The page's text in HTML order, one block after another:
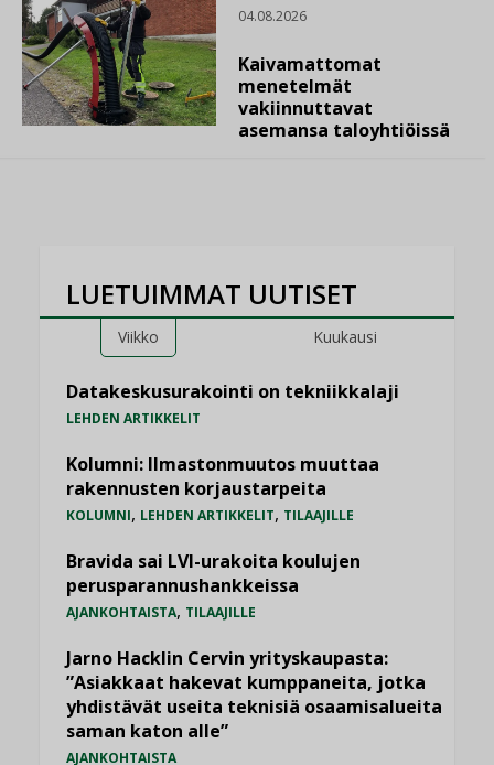
04.08.2026
Kaivamattomat
menetelmät
vakiinnuttavat
asemansa taloyhtiöissä
LUETUIMMAT UUTISET
Viikko Kuukausi
Datakeskusurakointi on tekniikkalaji
LEHDEN ARTIKKELIT
Kolumni: Ilmastonmuutos muuttaa
rakennusten korjaustarpeita
KOLUMNI, LEHDEN ARTIKKELIT, TILAAJILLE
Bravida sai LVI-urakoita koulujen
perusparannushankkeissa
AJANKOHTAISTA, TILAAJILLE
Jarno Hacklin Cervin yrityskaupasta:
”Asiakkaat hakevat kumppaneita, jotka
yhdistävät useita teknisiä osaamisalueita
saman katon alle”
AJANKOHTAISTA